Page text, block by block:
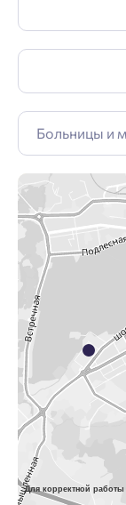
Больницы и
Для корректной